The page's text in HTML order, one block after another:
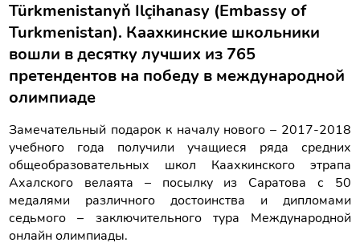
Türkmenistanyň Ilçihanasy (Embassy of
Turkmenistan). Каахкинские школьники
вошли в десятку лучших из 765
претендентов на победу в международной
олимпиаде
Замечательный подарок к началу нового – 2017-2018
учебного года получили учащиеся ряда средних
общеобразовательных школ Каахкинского этрапа
Ахалского велаята – посылку из Саратова с 50
медалями различного достоинства и дипломами
седьмого – заключительного тура Международной
онлайн олимпиады.